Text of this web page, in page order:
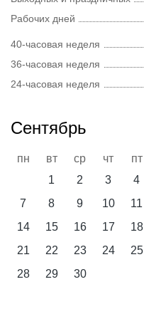
Рабочих дней
40-часовая неделя
36-часовая неделя
24-часовая неделя
Сентябрь
пн вт ср чт пт
1
2 3 4
7
8 9 10 11
14
15 16 17 18
21
22 23 24 25
28
29 30